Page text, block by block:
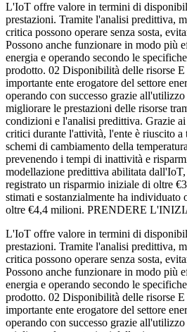
L'IoT offre valore in termini di
prestazioni. Tramite l'analisi predittiva,
critica possono operare senza sosta,
Possono anche funzionare in modo più
energia e operando secondo le
prodotto. 02 Disponibilità delle risorse
importante ente erogatore del settore
operando con successo grazie
migliorare le prestazioni delle risorse
condizioni e l'analisi predittiva. Grazie
critici durante l'attività, l'ente è riuscito a
schemi di cambiamento della
prevenendo i tempi di inattività e
modellazione predittiva abilitata dall'IoT,
registrato un risparmio iniziale di oltre
stimati e sostanzialmente ha individuato
oltre €4,4 milioni. PRENDERE
L'IoT offre valore in termini di
prestazioni. Tramite l'analisi predittiva,
critica possono operare senza sosta,
Possono anche funzionare in modo più
energia e operando secondo le
prodotto. 02 Disponibilità delle risorse
importante ente erogatore del settore
operando con successo grazie